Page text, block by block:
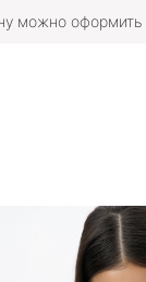
можно оформить